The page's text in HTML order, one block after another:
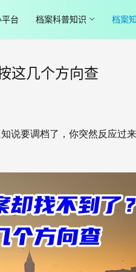
台 档案科普知识 档案
这几个方向查
说要调档了，你突然反应